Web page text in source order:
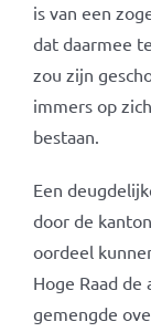
is van een
dat daarmee
zou zijn
immers op
bestaan.
Een
door de
oordeel
Hoge Raad
gemengde